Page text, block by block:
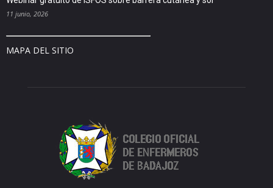
11 junio, 2026
MAPA DEL SITIO